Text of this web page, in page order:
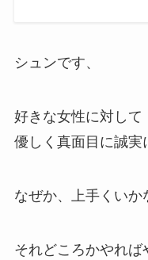
シュンです、
好きな女性に対して
優しく真面目に誠実
なぜか、上手くいか
それどころかやれば